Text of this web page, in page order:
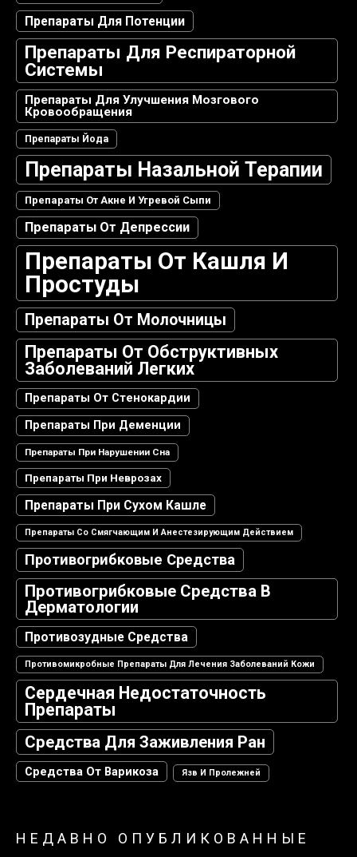
Препараты Для Потенции
Препараты Для Респираторной
Системы
Препараты Для Улучшения Мозгового
Кровообращения
Препараты Йода
Препараты Назальной Терапии
Препараты От Акне И Угревой Сыпи
Препараты От Депрессии
Препараты От Кашля И
Простуды
Препараты От Молочницы
Препараты От Обструктивных
Заболеваний Легких
Препараты От Стенокардии
Препараты При Деменции
Препараты При Нарушении Сна
Препараты При Неврозах
Препараты При Сухом Кашле
Препараты Со Смягчающим И Анестезирующим Действием
Противогрибковые Средства
Противогрибковые Средства В
Дерматологии
Противозудные Средства
Противомикробные Препараты Для Лечения Заболеваний Кожи
Сердечная Недостаточность
Препараты
Средства Для Заживления Ран
Средства От Варикоза Язв И Пролежней
НЕДАВНО ОПУБЛИКОВАННЫЕ